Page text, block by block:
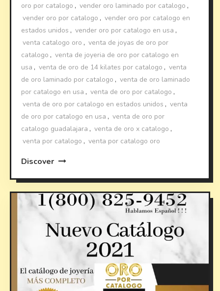
oro por catalogo , vender oro laminado por catalogo ,
vender oro por catalogo , vender oro por catalogo en
estados unidos , vender oro por catalogo en usa ,
venta catalogo oro , venta de joyas de oro por
catalogo , venta de joyeria de oro por catalogo en
usa , venta de oro de 14 kilates por catalogo , venta
de oro laminado por catalogo , venta de oro laminado
por catalogo en usa , venta de oro por catalogo ,
venta de oro por catalogo en estados unidos , venta
de oro por catalogo en usa , venta de oro por
catalogo guadalajara , venta de oro x catalogo ,
venta por catalogo , venta por catalogo oro
Discover